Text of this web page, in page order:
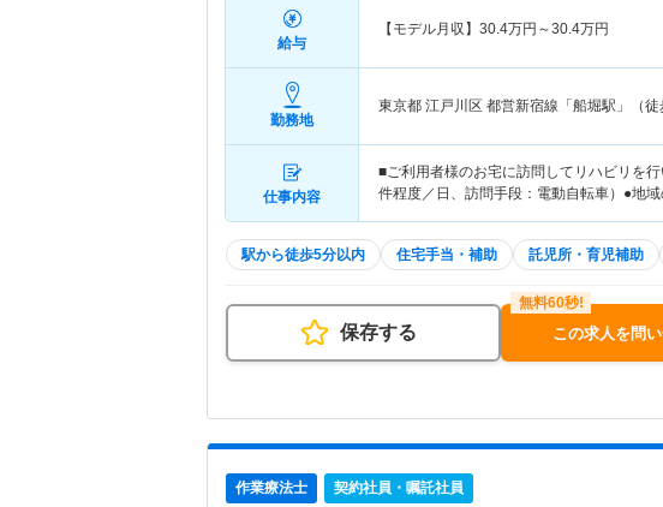
給与
【モデル月収】 30.4万円～30.4万円
勤務地
東京都 江戸川区 都営新宿線「船堀駅」（徒
仕事内容
■ご利用者様のお宅に訪問してリハビリを
件程度／日、訪問手段：電動自転車）●地
駅から徒歩5分以内 住宅手当・補助 託児所・育児補助
保存する この求人を問
作業療法士 契約社員・嘱託社員